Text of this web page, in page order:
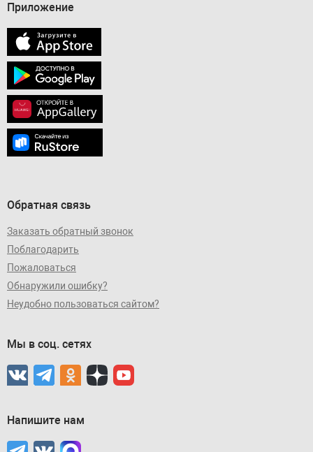
Приложение
Обратная связь
Заказать обратный звонок
Поблагодарить
Пожаловаться
Обнаружили ошибку?
Неудобно пользоваться сайтом?
Мы в соц. сетях
Напишите нам